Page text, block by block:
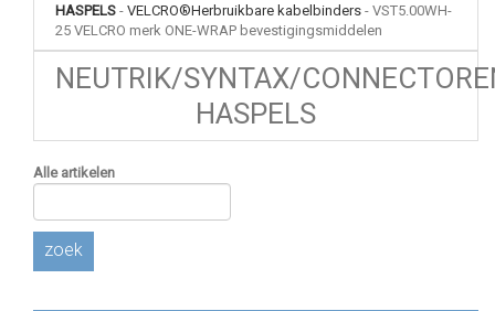
HASPELS - VELCRO®Herbruikbare kabelbinders - VST5.00WH-
25 VELCRO merk ONE-WRAP bevestigingsmiddelen
NEUTRIK/SYNTAX/
HASPELS
Alle artikelen
zoek